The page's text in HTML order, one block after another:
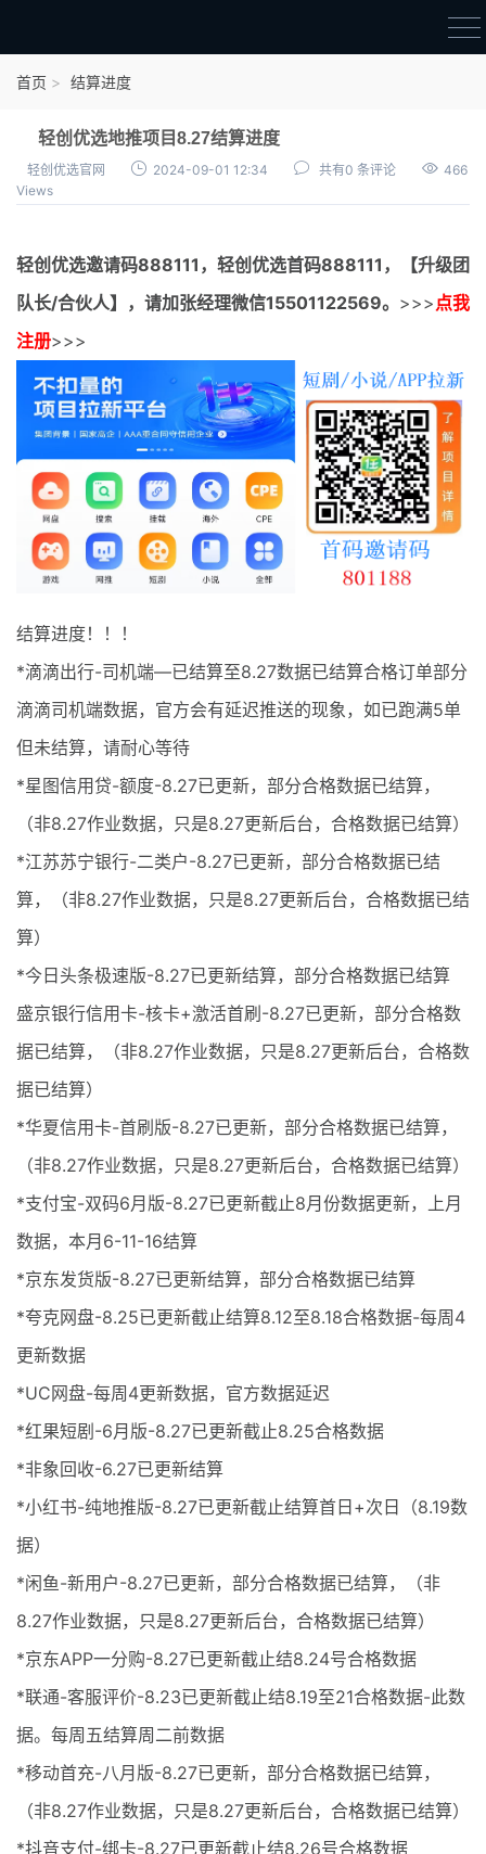
结算进度
团队长扶持
充场项目报价
无人直播
电商入门
最新通知
项目介绍
首页 结算进度
轻创优选地推项目8.27结算进度
轻创优选官网 2024-09-01 12:34 共有0 条评论
466
Views
轻创优选邀请码888111， 轻创优选首码888111，【升级团
队长/合伙人】，请加张经理微信15501122569。 >>>点我
注册>>>
结算进度！！！
*滴滴出行-司机端—已结算至8.27数据已结算合格订单部分
滴滴司机端数据，官方会有延迟推送的现象，如已跑满5单
但未结算，请耐心等待
*星图信用贷-额度-8.27已更新，部分合格数据已结算，
（非8.27作业数据，只是8.27更新后台，合格数据已结算）
*江苏苏宁银行-二类户-8.27已更新，部分合格数据已结
算，（非8.27作业数据，只是8.27更新后台，合格数据已结
算）
*今日头条极速版-8.27已更新结算，部分合格数据已结算
盛京银行信用卡-核卡+激活首刷-8.27已更新，部分合格数
据已结算，（非8.27作业数据，只是8.27更新后台，合格数
据已结算）
*华夏信用卡-首刷版-8.27已更新，部分合格数据已结算，
（非8.27作业数据，只是8.27更新后台，合格数据已结算）
*支付宝-双码6月版-8.27已更新截止8月份数据更新，上月
数据，本月6-11-16结算
*京东发货版-8.27已更新结算，部分合格数据已结算
*夸克网盘-8.25已更新截止结算8.12至8.18合格数据-每周4
更新数据
*UC网盘-每周4更新数据，官方数据延迟
*红果短剧-6月版-8.27已更新截止8.25合格数据
*非象回收-6.27已更新结算
*小红书-纯地推版-8.27已更新截止结算首日+次日（8.19数
据）
*闲鱼-新用户-8.27已更新，部分合格数据已结算，（非
8.27作业数据，只是8.27更新后台，合格数据已结算）
*京东APP一分购-8.27已更新截止结8.24号合格数据
*联通-客服评价-8.23已更新截止结8.19至21合格数据-此数
据。每周五结算周二前数据
*移动首充-八月版-8.27已更新，部分合格数据已结算，
（非8.27作业数据，只是8.27更新后台，合格数据已结算）
*抖音支付-绑卡-8.27已更新截止结8.26号合格数据